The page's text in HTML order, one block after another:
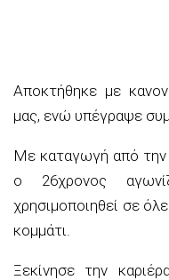
Αποκτήθηκε με
μας, ενώ υπέγραψε
Με καταγωγή από την
ο 26χρονος
χρησιμοποιηθεί σε
κομμάτι.
Ξεκίνησε την